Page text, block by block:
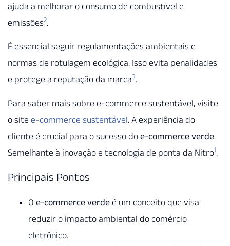
ajuda a melhorar o consumo de combustível e
emissões2.
É essencial seguir regulamentações ambientais e
normas de rotulagem ecológica. Isso evita penalidades
e protege a reputação da marca3.
Para saber mais sobre e-commerce sustentável, visite
o site e-commerce sustentável. A experiência do
cliente é crucial para o sucesso do e-commerce verde.
Semelhante à inovação e tecnologia de ponta da Nitro1.
Principais Pontos
O e-commerce verde é um conceito que visa
reduzir o impacto ambiental do comércio
eletrônico.